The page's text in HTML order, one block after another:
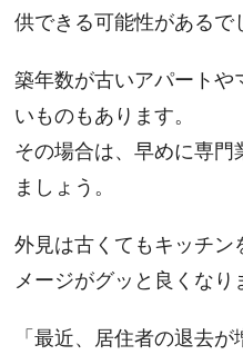
供できる可能性があるで
築年数が古いアパートや
いものもあります。
その場合は、早めに専門
ましょう。
外見は古くてもキッチン
メージがグッと良くなり
「最近、居住者の退去